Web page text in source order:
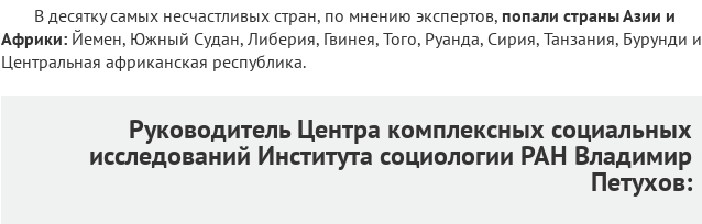
В десятку самых несчастливых стран, по мнению экспертов, попали страны Азии и
Африки: Йемен, Южный Судан, Либерия, Гвинея, Того, Руанда, Сирия, Танзания, Бурунди и
Центральная африканская республика.
Руководитель Центра комплексных социальных
исследований Института социологии РАН Владимир
Петухов: